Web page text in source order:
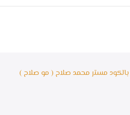
مع waffarx
بالكود مستر محمد صلاح ( مو صلاح )